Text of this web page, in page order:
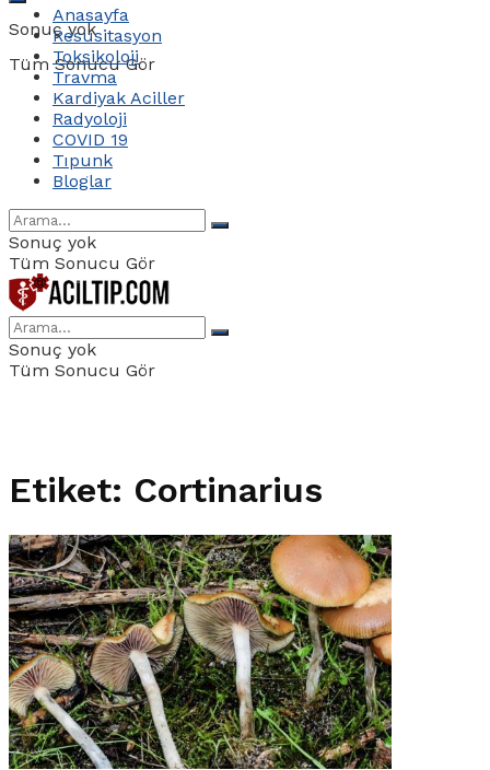
Sonuç yok
Tüm Sonucu Gör
Anasayfa
Resusitasyon
Toksikoloji
Travma
Kardiyak Aciller
Radyoloji
COVID 19
Tıpunk
Bloglar
Sonuç yok
Tüm Sonucu Gör
Sonuç yok
Tüm Sonucu Gör
Etiket: Cortinarius